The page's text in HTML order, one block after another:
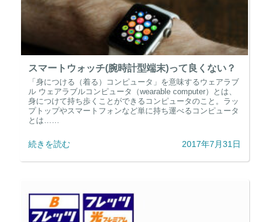
スマートウォッチ(腕時計型端末)って良くない？
「身につける（着る）コンピュータ」を意味するウェアラブ
ル ウェアラブルコンピュータ（wearable computer）とは、
身につけて持ち歩くことができるコンピュータのこと。ラッ
プトップやスマートフォンなど単に持ち運べるコンピュータ
とは……
続きを読む 2017年7月31日